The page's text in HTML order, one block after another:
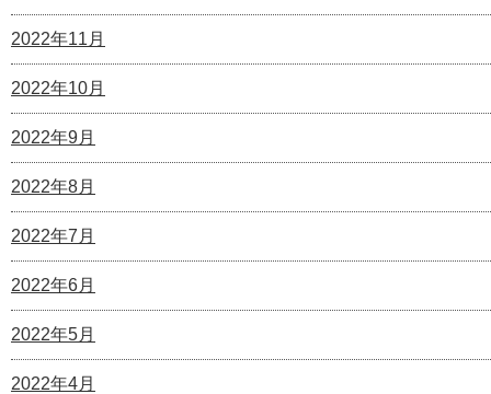
2022年11月
2022年10月
2022年9月
2022年8月
2022年7月
2022年6月
2022年5月
2022年4月